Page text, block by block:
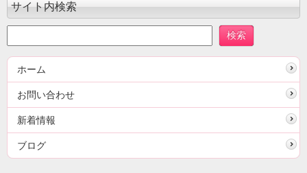
サイト内検索
ホーム
お問い合わせ
新着情報
ブログ